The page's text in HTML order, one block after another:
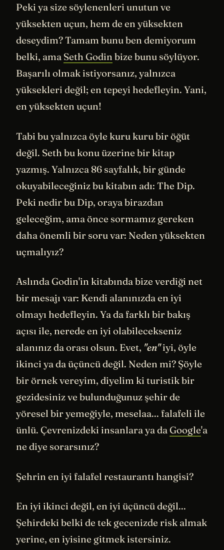
Peki ya size söylenenleri unutun ve
yüksekten uçun, hem de en yüksekten
deseydim? Tamam bunu ben demiyorum
belki, ama Seth Godin bize bunu söylüyor.
Başarılı olmak istiyorsanız, yalnızca
yüksekleri değil; en tepeyi hedefleyin. Yani,
en yüksekten uçun!
Tabi bu yalnızca öyle kuru kuru bir öğüt
değil. Seth bu konu üzerine bir kitap
yazmış. Yalnızca 86 sayfalık, bir günde
okuyabileceğiniz bu kitabın adı: The Dip.
Peki nedir bu Dip, oraya birazdan
geleceğim, ama önce sormamız gereken
daha önemli bir soru var: Neden yüksekten
uçmalıyız?
Aslında Godin'in kitabında bize verdiği net
bir mesajı var: Kendi alanınızda en iyi
olmayı hedefleyin. Ya da farklı bir bakış
açısı ile, nerede en iyi olabilecekseniz
alanınız da orası olsun. Evet, "en"iyi, öyle
ikinci ya da üçüncü değil. Neden mi? Şöyle
bir örnek vereyim, diyelim ki turistik bir
gezidesiniz ve bulunduğunuz şehir de
yöresel bir yemeğiyle, meselaa... falafeli ile
ünlü. Çevrenizdeki insanlara ya daGoogle'a
ne diye sorarsınız?
Şehrin en iyi falafel restaurantı hangisi?
En iyi ikinci değil, en iyi üçüncü değil...
Şehirdeki belki de tek gecenizde risk almak
yerine, en iyisine gitmek istersiniz.